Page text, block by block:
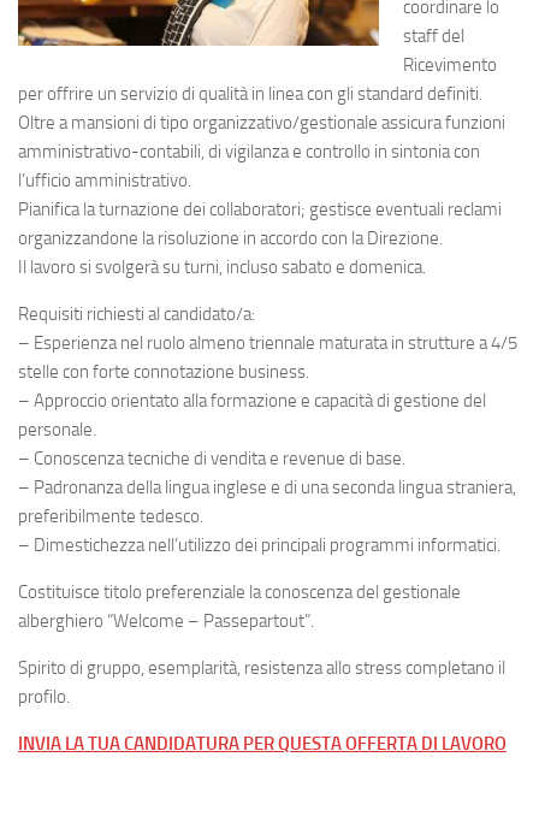
coordinare lo
staff del
Ricevimento
per offrire un servizio di qualità in linea con gli standard definiti.
Oltre a mansioni di tipo organizzativo/gestionale assicura funzioni
amministrativo-contabili, di vigilanza e controllo in sintonia con
l’ufficio amministrativo.
Pianifica la turnazione dei collaboratori; gestisce eventuali reclami
organizzandone la risoluzione in accordo con la Direzione.
Il lavoro si svolgerà su turni, incluso sabato e domenica.
Requisiti richiesti al candidato/a:
– Esperienza nel ruolo almeno triennale maturata in strutture a 4/5
stelle con forte connotazione business.
– Approccio orientato alla formazione e capacità di gestione del
personale.
– Conoscenza tecniche di vendita e revenue di base.
– Padronanza della lingua inglese e di una seconda lingua straniera,
preferibilmente tedesco.
– Dimestichezza nell’utilizzo dei principali programmi informatici.
Costituisce titolo preferenziale la conoscenza del gestionale
alberghiero “Welcome – Passepartout”.
Spirito di gruppo, esemplarità, resistenza allo stress completano il
profilo.
INVIA LA TUA CANDIDATURA PER QUESTA OFFERTA DI LAVORO